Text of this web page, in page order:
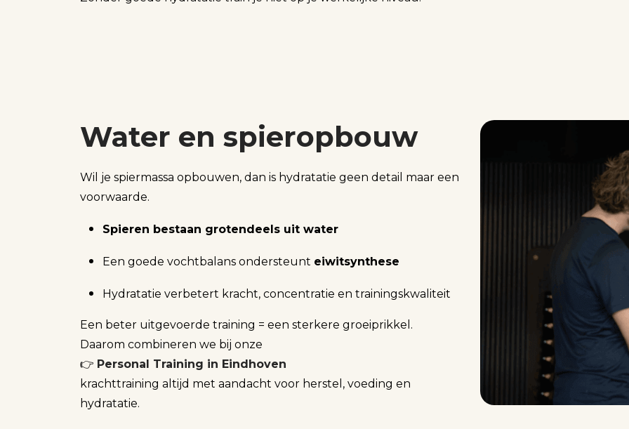
Water en spieropbouw
Wil je spiermassa opbouwen, dan is hydratatie geen detail maar een
voorwaarde.
Spieren bestaan grotendeels uit water
Een goede vochtbalans ondersteunt eiwitsynthese
Hydratatie verbetert kracht, concentratie en trainingskwaliteit
Een beter uitgevoerde training = een sterkere groeiprikkel.
Daarom combineren we bij onze
👉 Personal Training in Eindhoven
krachttraining altijd met aandacht voor herstel, voeding en
hydratatie.